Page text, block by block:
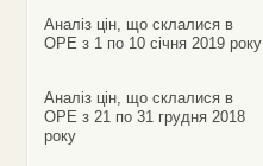
Аналіз цін, що склалися в
ОРЕ з 1 по 10 січня 2019 року
Аналіз цін, що склалися в
ОРЕ з 21 по 31 грудня 2018
року